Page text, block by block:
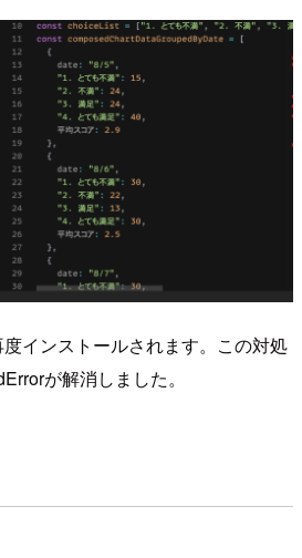
インストールされます。この対処
が解消しました。